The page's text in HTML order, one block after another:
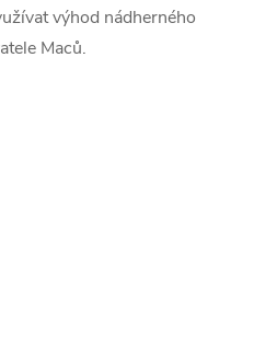
výhod nádherného
Maců.